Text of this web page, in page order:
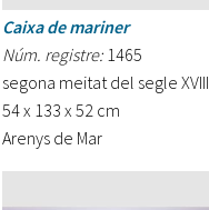
Caixa de mariner
Núm. registre: 1465
segona meitat del segle XVIII
54 x 133 x 52 cm
Arenys de Mar